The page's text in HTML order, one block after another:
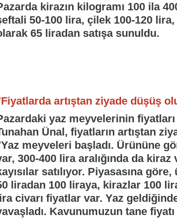
kirazın kilogramı 100 ila
50-100 lira, çilek 100-120
65 liradan satışa sunuldu.
artıştan ziyade düşüş
yaz meyvelerinin
Ünal, fiyatların artıştan
meyveleri başladı. Ürününe
300-400 lira aralığında da
satılıyor. Piyasasına
liradan 100 liraya, kirazlar 100
civarı fiyatlar var. Yaz
Kavunumuzun tane